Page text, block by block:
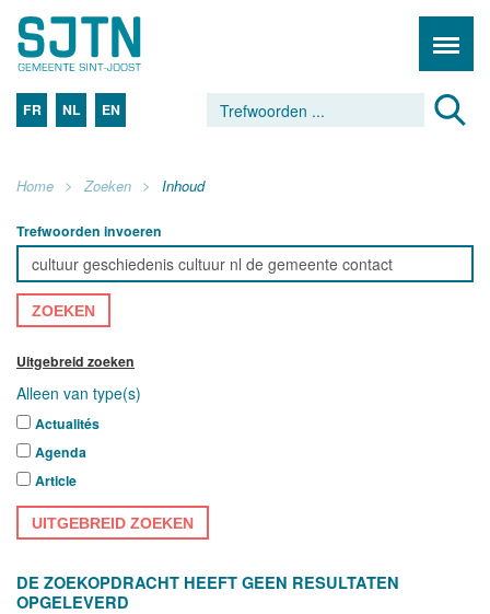
FR NL EN
Home Zoeken Inhoud
Trefwoorden invoeren
ZOEKEN
Uitgebreid zoeken
Alleen van type(s)
Actualités
Agenda
Article
UITGEBREID ZOEKEN
DE ZOEKOPDRACHT HEEFT GEEN RESULTATEN
OPGELEVERD